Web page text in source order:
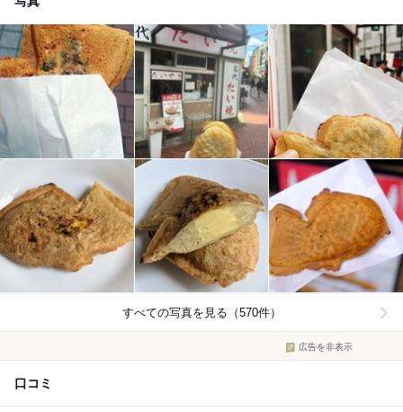
すべての写真を見る（570件）
広告を非表示
口コミ